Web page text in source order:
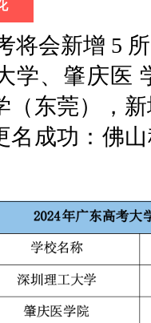
将会新增 5
学、肇庆医
（东莞），
名成功：佛